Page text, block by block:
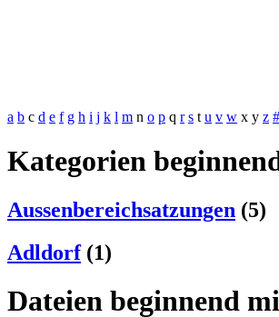
a b c d e f g h i j k l m n o p q r s t u v w x y z #
Kategorien
Aussenbereichsatzungen (5)
Adldorf (1)
Dateien beginnend